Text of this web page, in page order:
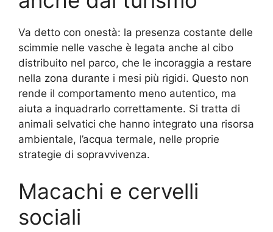
Va detto con onestà: la presenza costante delle
scimmie nelle vasche è legata anche al cibo
distribuito nel parco, che le incoraggia a restare
nella zona durante i mesi più rigidi. Questo non
rende il comportamento meno autentico, ma
aiuta a inquadrarlo correttamente. Si tratta di
animali selvatici che hanno integrato una risorsa
ambientale, l’acqua termale, nelle proprie
strategie di sopravvivenza.
Macachi e cervelli
sociali